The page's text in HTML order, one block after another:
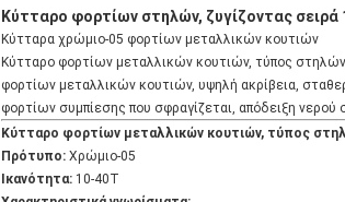
Κύτταρο φορτίων στηλών, ζυγίζοντας
Κύτταρα χρώμιο-05 φορτίων μεταλλικών κουτιών
Κύτταρο φορτίων μεταλλικών κουτιών, τύπος
φορτίων μεταλλικών κουτιών, υψηλή ακρίβεια,
φορτίων συμπίεσης που σφραγίζεται, απόδειξη νερού
Κύτταρο φορτίων μεταλλικών κουτιών, τύπος
Πρότυπο: Χρώμιο-05
Ικανότητα: 10-40T